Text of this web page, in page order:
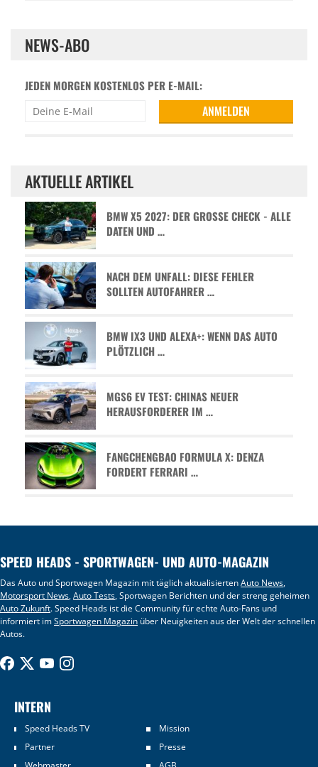
NEWS-ABO
JEDEN MORGEN KOSTENLOS PER E-MAIL:
AKTUELLE ARTIKEL
BMW X5 2027: DER GROSSE CHECK - ALLE D
ATEN UND …
NACH DEM UNFALL: DIESE FEHLER
SOLLTEN AUTOFAHRER …
BMW IX3 UND ALEXA+: WENN DAS AUTO
PLÖTZLICH …
MGS6 EV TEST: CHINAS NEUER
HERAUSFORDERER IM …
FANGCHENGBAO FORMULA X: DENZA
FORDERT FERRARI …
SPEED HEADS - SPORTWAGEN- UND AUTO-MAGAZIN
Das Auto und Sportwagen Magazin mit täglich aktualisiertenAuto News,
Motorsport News,Auto Tests, Sportwagen Berichten und der streng geheimen
Auto Zukunft. Speed Heads ist die Community für echte Auto-Fans und
informiert imSportwagen Magazin über Neuigkeiten aus der Welt der schnellen
Autos.
INTERN
Speed Heads TV
Mission
Partner
Presse